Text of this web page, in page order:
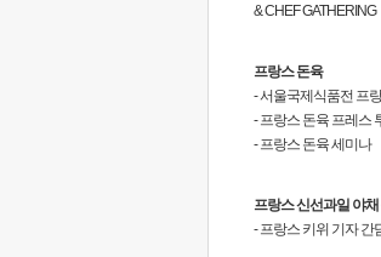
& CHEF GATHERING
프랑스 돈육
- 서울국제식품전 프
- 프랑스 돈육 프레스
- 프랑스 돈육 세미나
프랑스 신선과일 야채
- 프랑스 키위 기자 간